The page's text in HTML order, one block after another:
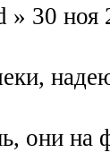
» 30 ноя
они на